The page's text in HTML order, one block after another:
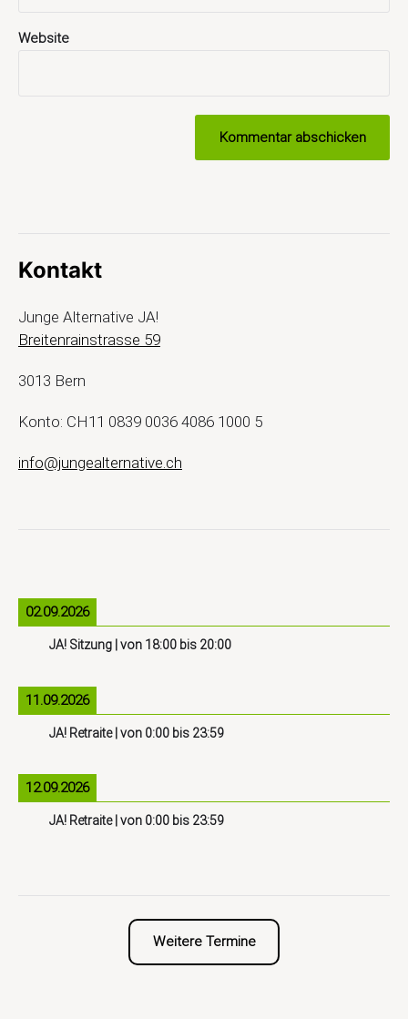
Website
Kontakt
Junge Alternative JA!
Breitenrainstrasse 59
3013 Bern
Konto: CH11 0839 0036 4086 1000 5
info@jungealternative.ch
02.09.2026
JA! Sitzung | von 18:00 bis 20:00
11.09.2026
JA! Retraite| von 0:00 bis 23:59
12.09.2026
JA! Retraite| von 0:00 bis 23:59
Weitere Termine